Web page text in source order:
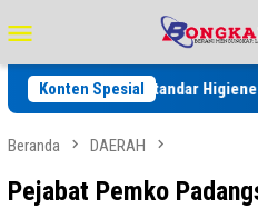
ke
kontenMobile
Konten Spesial
Standar Higiene Makanan
Beranda DAERAH
Pejabat Pemko